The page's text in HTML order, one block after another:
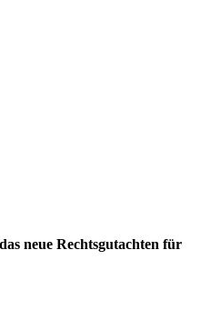
neue Rechtsgutachten für